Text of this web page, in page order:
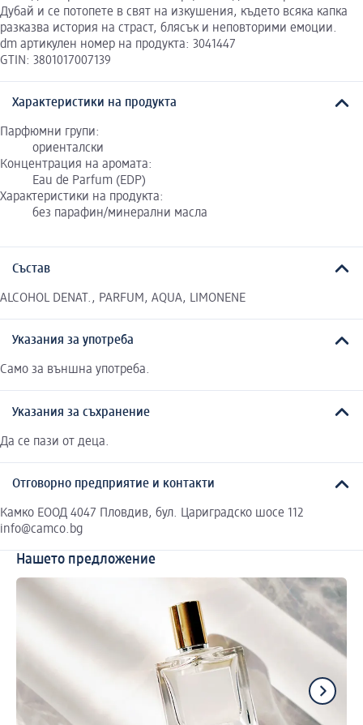
Дубай и се потопете в свят на изкушения, където всяка капка
разказва история на страст, блясък и неповторими емоции.
dm артикулен номер на продукта: 3041447
GTIN: 3801017007139
Характеристики на продукта
Парфюмни групи:
ориенталски
Концентрация на аромата:
Eau de Parfum (EDP)
Характеристики на продукта:
без парафин/минерални масла
Състав
ALCOHOL DENAT., PARFUM, AQUA, LIMONENE
Указания за употреба
Само за външна употреба.
Указания за съхранение
Да се пази от деца.
Отговорно предприятие и контакти
Камко ЕООД 4047 Пловдив, бул. Цариградско шосе 112
info@camco.bg
Нашето предложение